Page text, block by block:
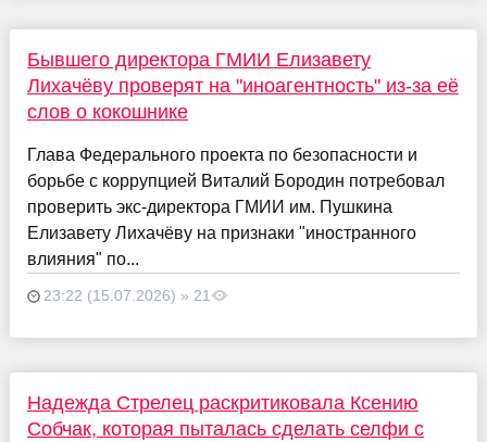
Бывшего директора ГМИИ Елизавету
Лихачёву проверят на "иноагентность" из-за её
слов о кокошнике
Глава Федерального проекта по безопасности и
борьбе с коррупцией Виталий Бородин потребовал
проверить экс-директора ГМИИ им. Пушкина
Елизавету Лихачёву на признаки "иностранного
влияния" по...
23:22 (15.07.2026) » 21
Надежда Стрелец раскритиковала Ксению
Собчак, которая пыталась сделать селфи с